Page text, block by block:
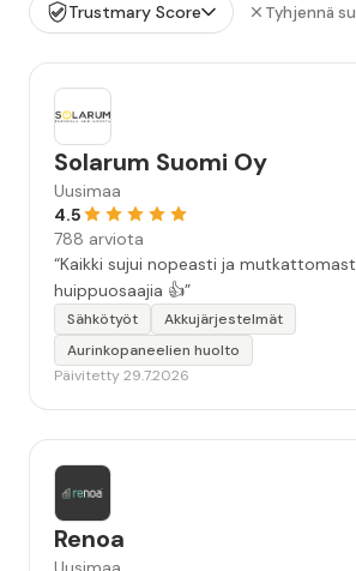
Trustmary Score
Tyhjennä
Solarum Suomi Oy
Uusimaa
4.5
788 arviota
“Kaikki sujui nopeasti ja
huippuosaajia 👍”
Sähkötyöt
Akkujärjestelmät
Aurinkopaneelien huolto
Päivitetty 29.7.2026
Renoa